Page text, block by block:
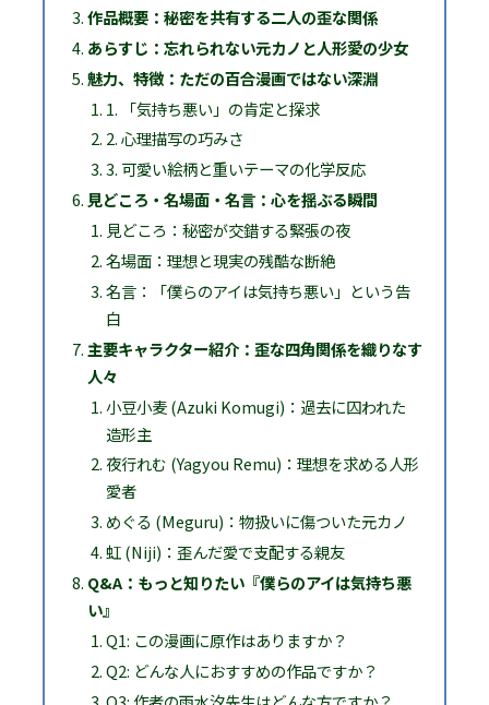
作品概要：秘密を共有する二人の歪な関係
あらすじ：忘れられない元カノと人形愛の少女
魅力、特徴：ただの百合漫画ではない深淵
1. 「気持ち悪い」の肯定と探求
2. 心理描写の巧みさ
3. 可愛い絵柄と重いテーマの化学反応
見どころ・名場面・名言：心を揺ぶる瞬間
見どころ：秘密が交錯する緊張の夜
名場面：理想と現実の残酷な断絶
名言：「僕らのアイは気持ち悪い」という告
白
主要キャラクター紹介：歪な四角関係を織りなす
人々
小豆小麦 (Azuki Komugi)：過去に囚われた
造形主
夜行れむ (Yagyou Remu)：理想を求める人形
愛者
めぐる (Meguru)：物扱いに傷ついた元カノ
虹 (Niji)：歪んだ愛で支配する親友
Q&A：もっと知りたい『僕らのアイは気持ち悪
い』
Q1: この漫画に原作はありますか？
Q2: どんな人におすすめの作品ですか？